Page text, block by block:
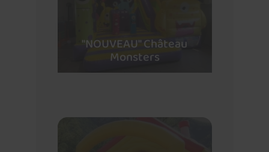
"NOUVEAU" Château
Monsters